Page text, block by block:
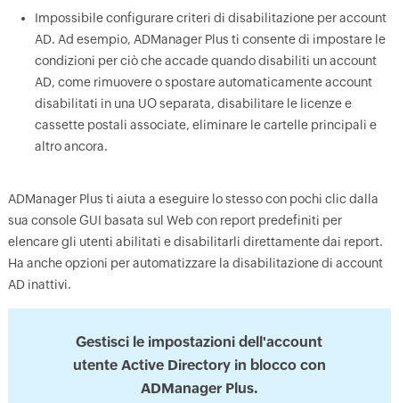
Impossibile configurare criteri di disabilitazione per account
AD. Ad esempio, ADManager Plus ti consente di impostare le
condizioni per ciò che accade quando disabiliti un account
AD, come rimuovere o spostare automaticamente account
disabilitati in una UO separata, disabilitare le licenze e
cassette postali associate, eliminare le cartelle principali e
altro ancora.
ADManager Plus ti aiuta a eseguire lo stesso con pochi clic dalla
sua console GUI basata sul Web con report predefiniti per
elencare gli utenti abilitati e disabilitarli direttamente dai report.
Ha anche opzioni per automatizzare la disabilitazione di account
AD inattivi.
Gestisci le impostazioni dell'account
utente Active Directory in blocco con
ADManager Plus.